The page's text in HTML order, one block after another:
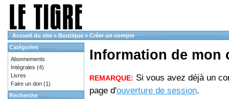
Accueil du site » Boutique » Créer un compte
Information de mon
REMARQUE: Si vous avez déjà un
page d'ouverture de session.
Catégories
Abonnements
Intégrales (4)
Livres
Faire un don (1)
Recherche